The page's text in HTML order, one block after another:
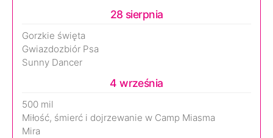
28 sierpnia
Gorzkie święta
Gwiazdozbiór Psa
Sunny Dancer
4 września
500 mil
Miłość, śmierć i dojrzewanie w Camp Miasma
Mira